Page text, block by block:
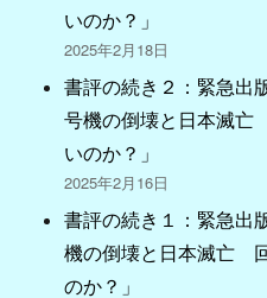
いのか？」
2025年2月18日
書評の続き２：緊急出
号機の倒壊と日本滅
いのか？」
2025年2月16日
書評の続き１：緊急出
機の倒壊と日本滅亡
のか？」